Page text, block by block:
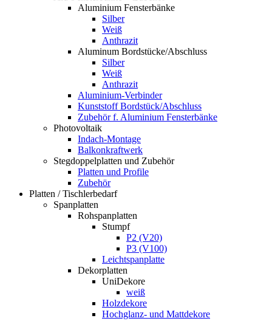
Aluminium Fensterbänke
Silber
Weiß
Anthrazit
Aluminum Bordstücke/Abschluss
Silber
Weiß
Anthrazit
Aluminium-Verbinder
Kunststoff Bordstück/Abschluss
Zubehör f. Aluminium Fensterbänke
Photovoltaik
Indach-Montage
Balkonkraftwerk
Stegdoppelplatten und Zubehör
Platten und Profile
Zubehör
Platten / Tischlerbedarf
Spanplatten
Rohspanplatten
Stumpf
P2 (V20)
P3 (V100)
Leichtspanplatte
Dekorplatten
UniDekore
weiß
Holzdekore
Hochglanz- und Mattdekore